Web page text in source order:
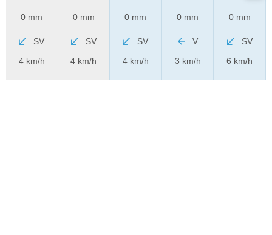
0 mm
SV
4 km/h
0 mm
SV
4 km/h
0 mm
SV
4 km/h
0 mm
V
3 km/h
0 mm
SV
6 km/h